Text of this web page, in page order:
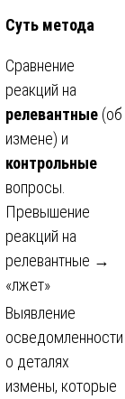
Суть метода
Сравнение
реакций на
релевантные (об
измене) и
контрольные
вопросы.
Превышение
реакций на
релевантные →
«лжет»
Выявление
осведомленности
о деталях
измены, которые